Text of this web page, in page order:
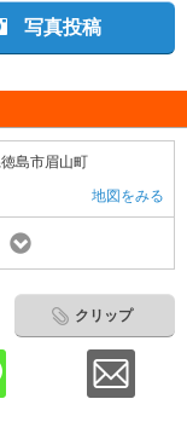
写真投稿
島市眉山町
地図をみる
クリップ